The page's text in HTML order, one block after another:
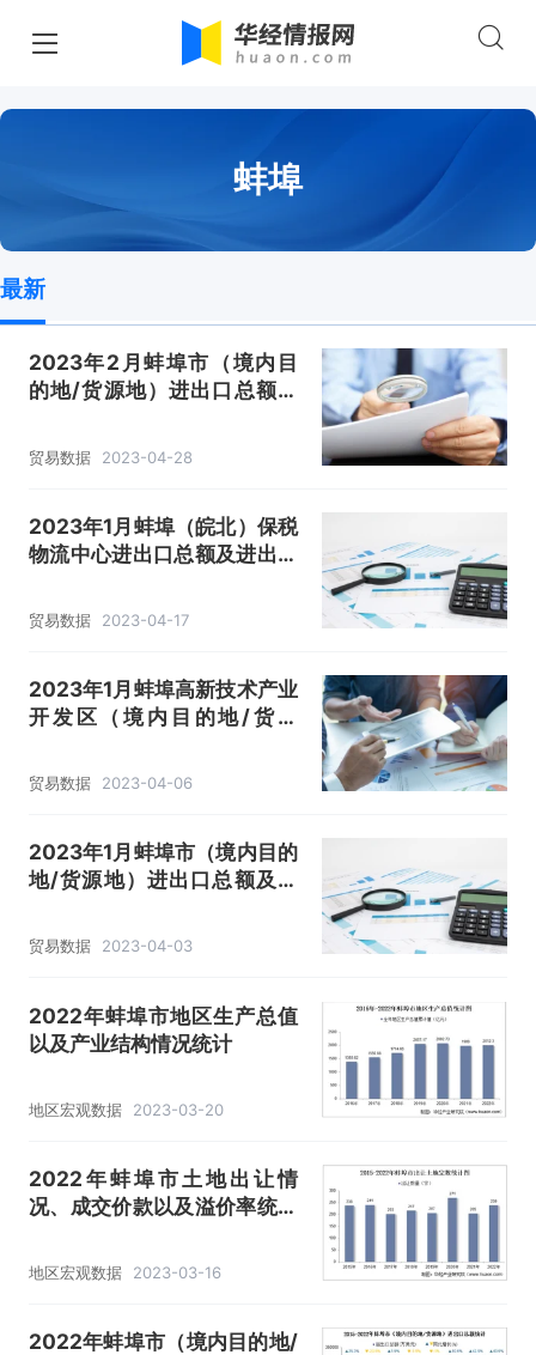
蚌埠
最新
2023年2月蚌埠市（境内目
的地/货源地）进出口总额及
贸易数据 2023-04-28
2023年1月蚌埠（皖北）保税
物流中心进出口总额及进出口
贸易数据 2023-04-17
2023年1月蚌埠高新技术产业
开发区（境内目的地/货源
统计分析
贸易数据 2023-04-06
2023年1月蚌埠市（境内目的
地/货源地）进出口总额及进
贸易数据 2023-04-03
2022年蚌埠市地区生产总值
以及产业结构情况统计
地区宏观数据 2023-03-20
2022年蚌埠市土地出让情
况、成交价款以及溢价率统计
地区宏观数据 2023-03-16
2022年蚌埠市（境内目的地/